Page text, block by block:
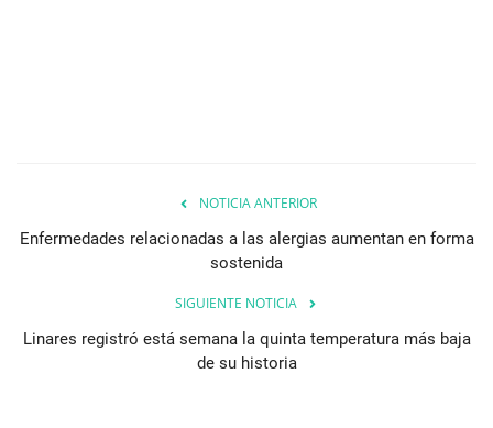
NOTICIA ANTERIOR
Enfermedades relacionadas a las alergias aumentan en forma
sostenida
SIGUIENTE NOTICIA
Linares registró está semana la quinta temperatura más baja
de su historia